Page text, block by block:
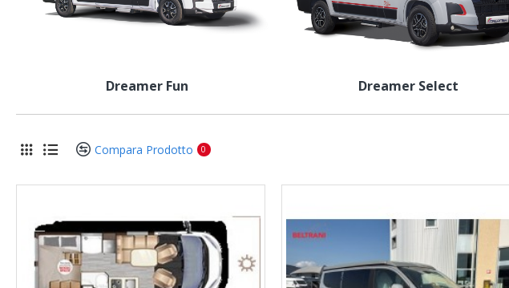
Dreamer Fun Dreamer Select
Compara Prodotto 0